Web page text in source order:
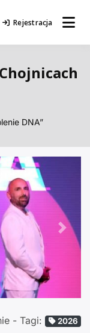
Rejestracja
DNA”
- Tagi: 2026